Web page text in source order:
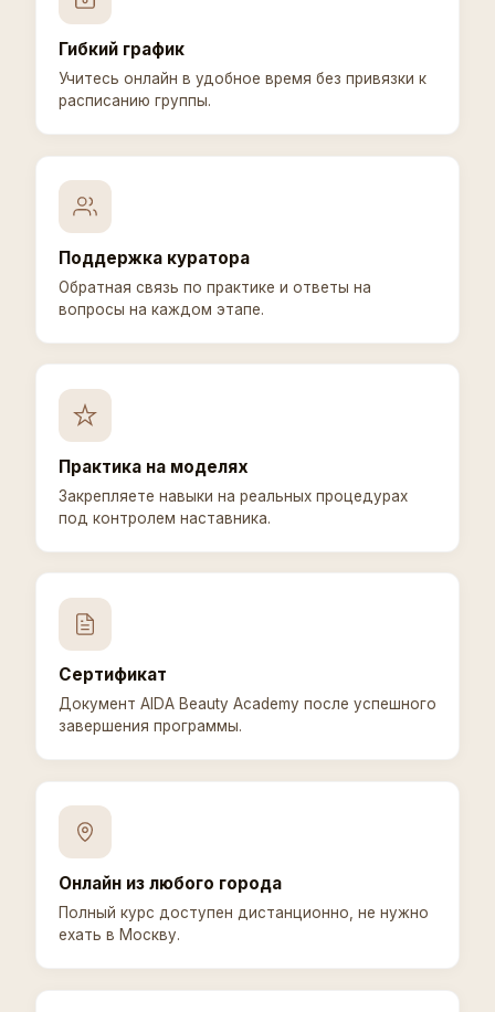
Гибкий график
Учитесь онлайн в удобное время без привязки к
расписанию группы.
Поддержка куратора
Обратная связь по практике и ответы на
вопросы на каждом этапе.
Практика на моделях
Закрепляете навыки на реальных процедурах
под контролем наставника.
Сертификат
Документ AIDA Beauty Academy после успешного
завершения программы.
Онлайн из любого города
Полный курс доступен дистанционно, не нужно
ехать в Москву.